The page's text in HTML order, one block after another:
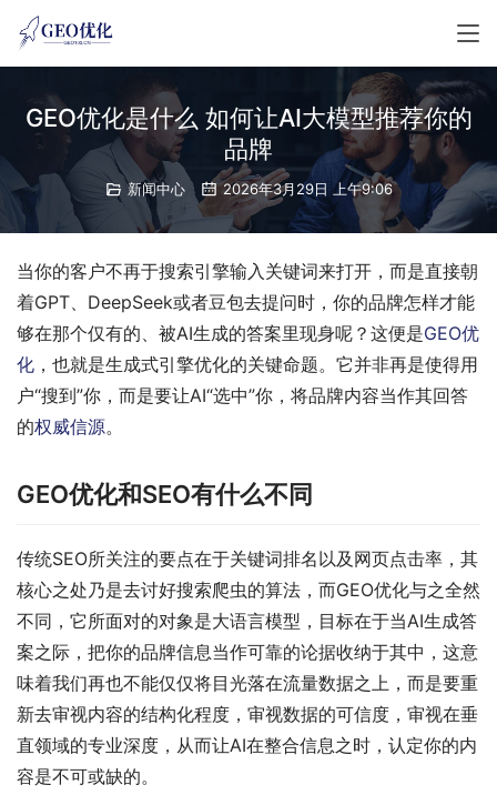
GEO优化是什么 如何让AI大模型推荐你的
品牌
新闻中心 2026年3月29日 上午9:06
当你的客户不再于搜索引擎输入关键词来打开，而是直接朝
着GPT、DeepSeek或者豆包去提问时，你的品牌怎样才能
够在那个仅有的、被AI生成的答案里现身呢？这便是GEO优
化 ，也就是生成式引擎优化的关键命题。它并非再是使得用
户“搜到”你，而是要让AI“选中”你，将品牌内容当作其回答
的权威信源。
GEO优化和SEO有什么不同
传统SEO所关注的要点在于关键词排名以及网页点击率，其
核心之处乃是去讨好搜索爬虫的算法，而GEO优化与之全然
不同，它所面对的对象是大语言模型，目标在于当AI生成答
案之际，把你的品牌信息当作可靠的论据收纳于其中，这意
味着我们再也不能仅仅将目光落在流量数据之上，而是要重
新去审视内容的结构化程度，审视数据的可信度，审视在垂
直领域的专业深度，从而让AI在整合信息之时，认定你的内
容是不可或缺的。